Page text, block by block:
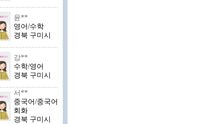
윤**
영어/수학
경북 구미시
강**
수학/영어
경북 구미시
서**
중국어/중국어
회화
경북 구미시